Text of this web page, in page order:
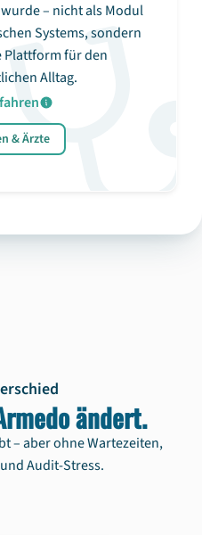
– nicht als Modul
Systems, sondern
Plattform für den
Alltag.
& Ärzte
ändert.
– aber ohne Wartezeiten,
Audit-Stress.